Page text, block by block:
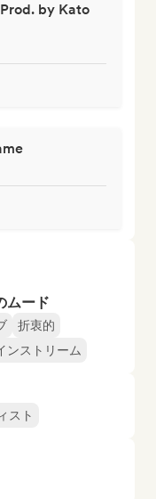
by Kato
ムード
折衷的
ンストリーム
スト